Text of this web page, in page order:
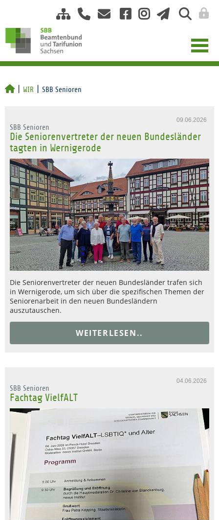
WIR SBB Senioren
09.06.2026
SBB Senioren
Die Seniorenvertreter der neuen Bundesländer
tagten in Wernigerode
Die Seniorenvertreter der neuen Bundesländer trafen sich
in Wernigerode, um sich über die spezifischen Themen der
Seniorenarbeit in den neuen Bundesländern
auszutauschen.
WEITERLESEN..
04.06.2026
SBB Senioren
Fachtag VielfALT